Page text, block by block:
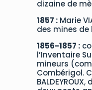
dizaine de
1857 : Marie
des mines de
1856-1857 :
l’Inventaire
mineurs
Combérigol.